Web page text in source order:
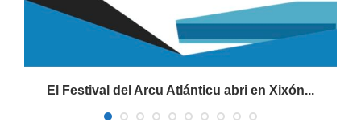
El Festival del Arcu Atlánticu abri en Xixón...